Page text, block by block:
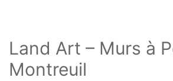
Land Art – Murs à
Montreuil